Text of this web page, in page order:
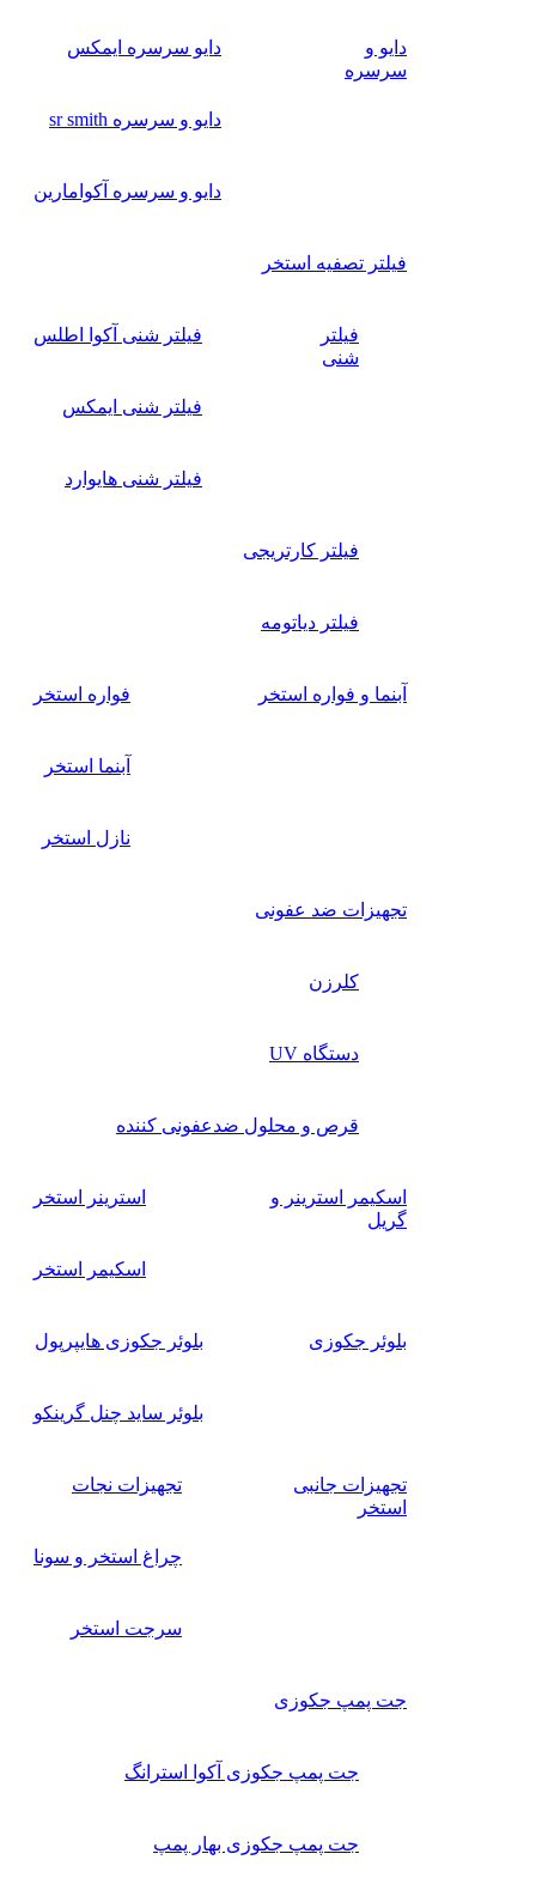
دایو و
سرسره
دایو سرسره ایمکس
دایو و سرسره sr smith
دایو و سرسره آکوامارین
فیلتر تصفیه استخر
فیلتر
شنی
فیلتر شنی آکوا اطلس
فیلتر شنی ایمکس
فیلتر شنی هایوارد
فیلتر کارتریجی
فیلتر دیاتومه
آبنما و فواره استخر فواره استخر
آبنما استخر
نازل استخر
تجهیزات ضد عفونی
کلرزن
دستگاه UV
قرص و محلول ضدعفونی کننده
اسکیمر استرینر و
گریل
استرینر استخر
اسکیمر استخر
بلوئر جکوزی بلوئر جکوزی هایپرپول
بلوئر ساید چنل گرینکو
تجهیزات جانبی
استخر
تجهیزات نجات
چراغ استخر و سونا
سرجت استخر
جت پمپ جکوزی
جت پمپ جکوزی آکوا استرانگ
جت پمپ جکوزی بهار پمپ